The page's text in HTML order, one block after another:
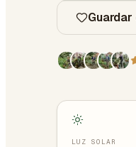
LUZ SOLAR